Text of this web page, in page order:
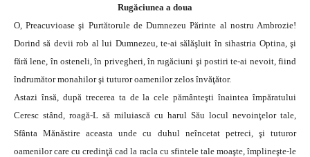
Rugăciunea a doua
O, Preacuvioase şi Purtătorule de Dumnezeu Părinte al nostru Ambrozie!
Dorind să devii rob al lui Dumnezeu, te-ai sălăşluit în sihastria Optina, şi
fără lene, în osteneli, în privegheri, în rugăciuni şi postiri te-ai nevoit, fiind
îndrumător monahilor şi tuturor oamenilor zelos învăţător.
Astazi însă, după trecerea ta de la cele pământeşti înaintea împăratului
Ceresc stând, roagă-L să miluiască cu harul Său locul nevoinţelor tale,
Sfânta Mănăstire aceasta unde cu duhul neîncetat petreci, şi tuturor
oamenilor care cu credinţă cad la racla cu sfintele tale moaşte, împlineşte-le